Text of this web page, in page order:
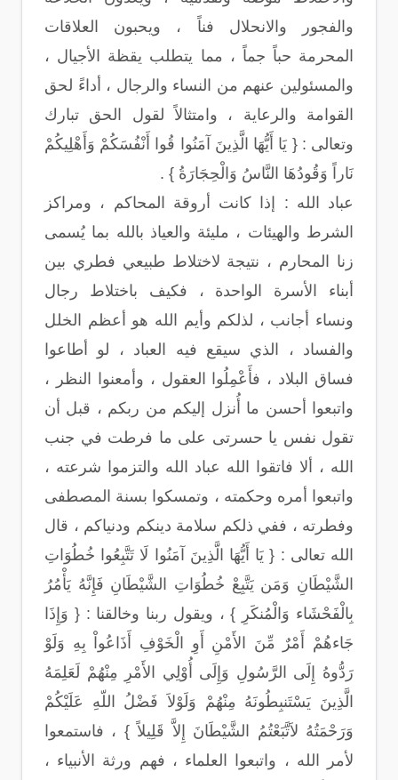
والفجور والانحلال فناً ، ويحبون العلاقات
المحرمة حباً جماً ، مما يتطلب يقظة الأجيال ،
والمسئولين عنهم من النساء والرجال ، أداءً لحق
القوامة والرعاية ، وامتثالاً لقول الحق تبارك
وتعالى : { يَا أَيُّهَا الَّذِينَ آمَنُوا قُوا أَنْفُسَكُمْ وَأَهْلِيكُمْ
نَاراً وَقُودُهَا النَّاسُ وَالْحِجَارَةُ } .
عباد الله : إذا كانت أروقة المحاكم ، ومراكز
الشرط والهيئات ، مليئة والعياذ بالله بما يُسمى
زنا المحارم ، نتيجة لاختلاط طبيعي فطري بين
أبناء الأسرة الواحدة ، فكيف باختلاط رجال
ونساء أجانب ، لذلكم وأيم الله هو أعظم الخلل
والفساد ، الذي سيقع فيه العباد ، لو أطاعوا
فساق البلاد ، فأَعْمِلُوا العقول ، وأمعنوا النظر ،
واتبعوا أحسن ما أُنزل إليكم من ربكم ، قبل أن
تقول نفس يا حسرتى على ما فرطت في جنب
الله ، ألا فاتقوا الله عباد الله والتزموا شرعته ،
واتبعوا أمره وحكمته ، وتمسكوا بسنة المصطفى
وفطرته ، ففي ذلكم سلامة دينكم ودنياكم ، قال
الله تعالى : { يَا أَيُّهَا الَّذِينَ آمَنُوا لَا تَتَّبِعُوا خُطُوَاتِ
الشَّيْطَانِ وَمَن يَتَّبِعْ خُطُوَاتِ الشَّيْطَانِ فَإِنَّهُ يَأْمُرُ
بِالْفَحْشَاء وَالْمُنكَرِ } ، ويقول ربنا وخالقنا : { وَإِذَا
جَاءهُمْ أَمْرٌ مِّنَ الأَمْنِ أَوِ الْخَوْفِ أَذَاعُواْ بِهِ وَلَوْ
رَدُّوهُ إِلَى الرَّسُولِ وَإِلَى أُوْلِي الأَمْرِ مِنْهُمْ لَعَلِمَهُ
الَّذِينَ يَسْتَنبِطُونَهُ مِنْهُمْ وَلَوْلاَ فَضْلُ اللّهِ عَلَيْكُمْ
وَرَحْمَتُهُ لاَتَّبَعْتُمُ الشَّيْطَانَ إِلاَّ قَلِيلاً } ، فاستمعوا
لأمر الله ، واتبعوا العلماء ، فهم ورثة الأنبياء ،